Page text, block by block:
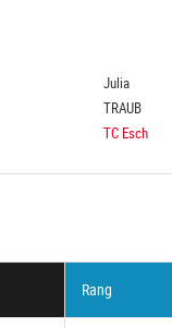
Julia
TRAUB
TC Esch
Rang